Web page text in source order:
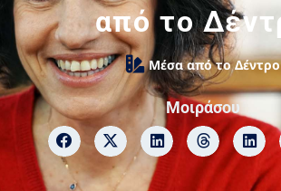
από το
Μέσα από το Δέντρο
Μοιράσου